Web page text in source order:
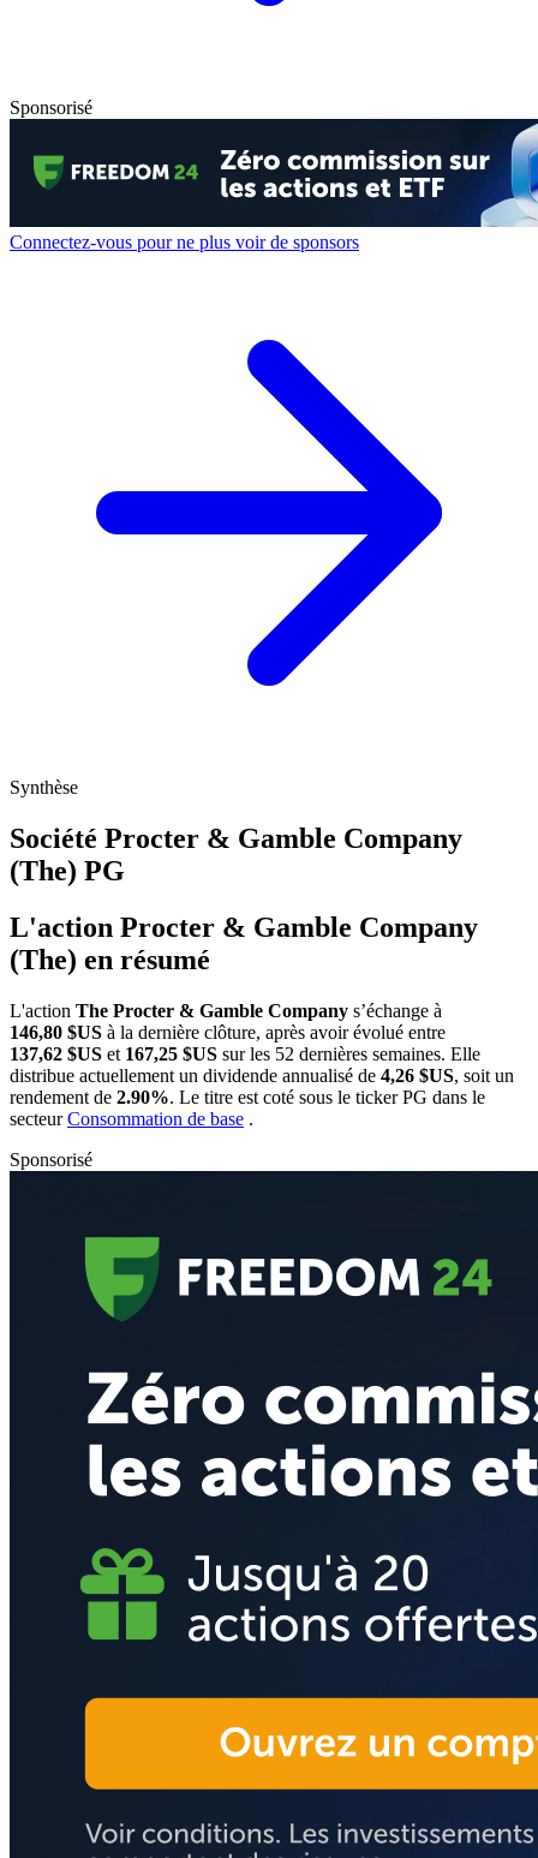
Sponsorisé
Connectez-vous pour ne plus voir de sponsors
Synthèse
Société Procter & Gamble Company
(The) PG
L'action Procter & Gamble Company
(The) en résumé
L'action The Procter & Gamble Company s’échange à
146,80 $US à la dernière clôture, après avoir évolué entre
137,62 $US et 167,25 $US sur les 52 dernières semaines. Elle
distribue actuellement un dividende annualisé de 4,26 $US, soit un
rendement de 2.90%. Le titre est coté sous le tickerPG dans le
secteurConsommation de base .
Sponsorisé